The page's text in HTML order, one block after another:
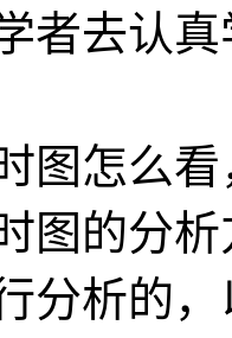
者去认
图怎么
图的分
分析的